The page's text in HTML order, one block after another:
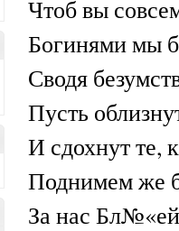
Чтоб вы
Богинями мы
Сводя
Пусть
И сдохнут те,
Поднимем же
За нас